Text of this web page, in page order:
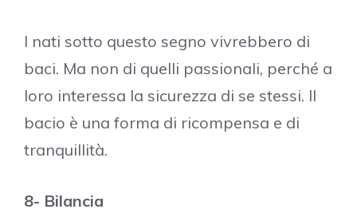
I nati sotto questo segno vivrebbero di
baci. Ma non di quelli passionali, perché a
loro interessa la sicurezza di se stessi. Il
bacio è una forma di ricompensa e di
tranquillità.
8- Bilancia